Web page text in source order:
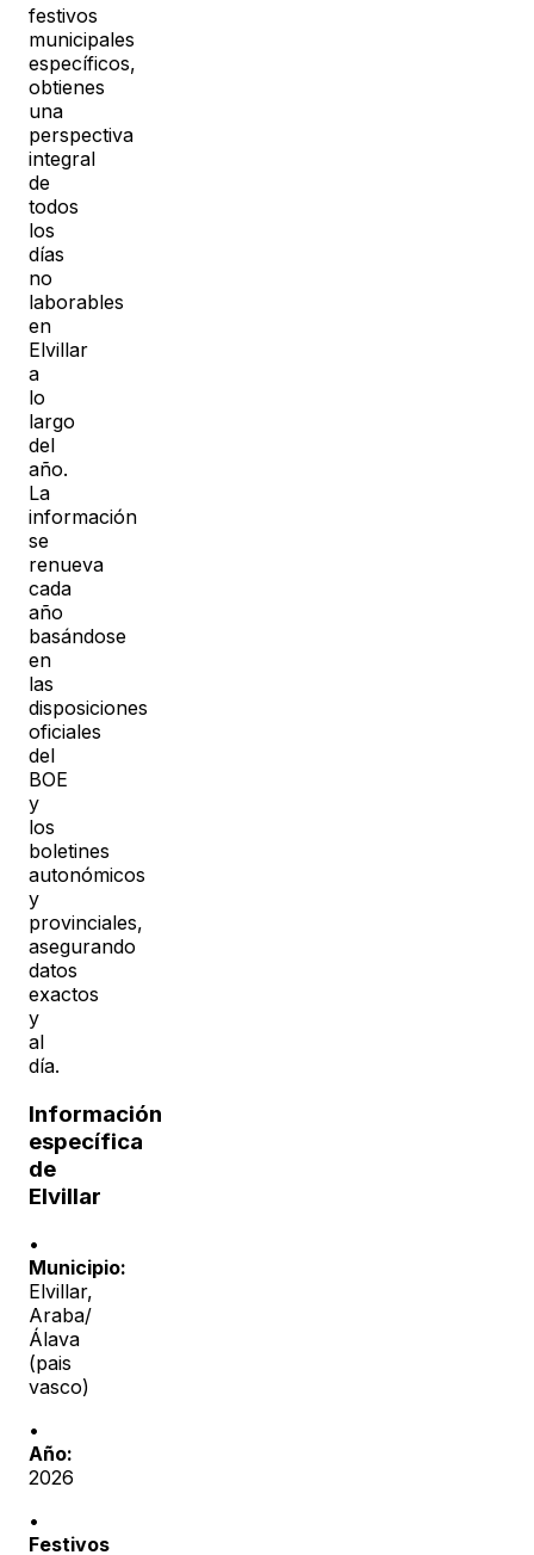
festivos
municipales
específicos,
obtienes
una
perspectiva
integral
de
todos
los
días
no
laborables
en
Elvillar
a
lo
largo
del
año.
La
información
se
renueva
cada
año
basándose
en
las
disposiciones
oficiales
del
BOE
y
los
boletines
autonómicos
y
provinciales,
asegurando
datos
exactos
y
al
día.
Información
específica
de
Elvillar
•
Municipio:
Elvillar,
Araba/
Álava
(pais
vasco)
•
Año:
2026
•
Festivos